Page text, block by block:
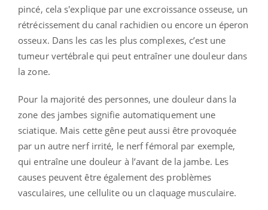
pincé, cela s'explique par une excroissance osseuse, un
rétrécissement du canal rachidien ou encore un éperon
osseux. Dans les cas les plus complexes, c’est une
tumeur vertébrale qui peut entraîner une douleur dans
la zone.
Pour la majorité des personnes, une douleur dans la
zone des jambes signifie automatiquement une
sciatique. Mais cette gêne peut aussi être provoquée
par un autre nerf irrité, le nerf fémoral par exemple,
qui entraîne une douleur à l’avant de la jambe. Les
causes peuvent être également des problèmes
vasculaires, une cellulite ou un claquage musculaire.